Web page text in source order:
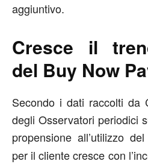
aggiuntivo.
Cresce il
del Buy Now
Secondo i dati raccolti da
degli Osservatori periodici
propensione all’utilizzo del
per il cliente cresce con